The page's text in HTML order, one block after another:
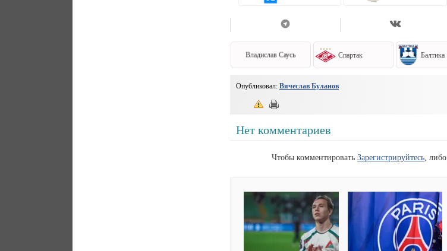
Владислав Саусь Спартак Балтика
Опубликовал: Вячеслав Буланов
Нет комментариев
Чтобы комментировать Зарегистрируйтесь, либо